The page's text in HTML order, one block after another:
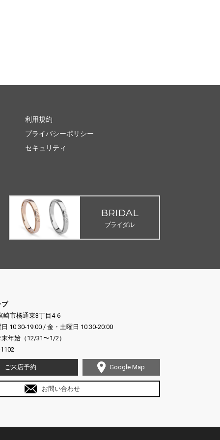
利用規約
プライバシーポリシー
セキュリティ
BRIDAL
ブライダル
プ
崎市橘通東3丁目4-6
10:30-19:00 / 金・土曜日 10:30-20:00
年始（12/31〜1/2）
ご来店予約 Google Map
お問い合わせ